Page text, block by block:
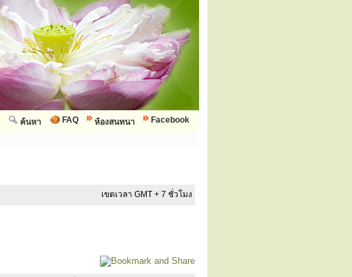
Facebook
ห้องสนทนา
FAQ
ค้นหา
เขตเวลา GMT + 7 ชั่วโมง